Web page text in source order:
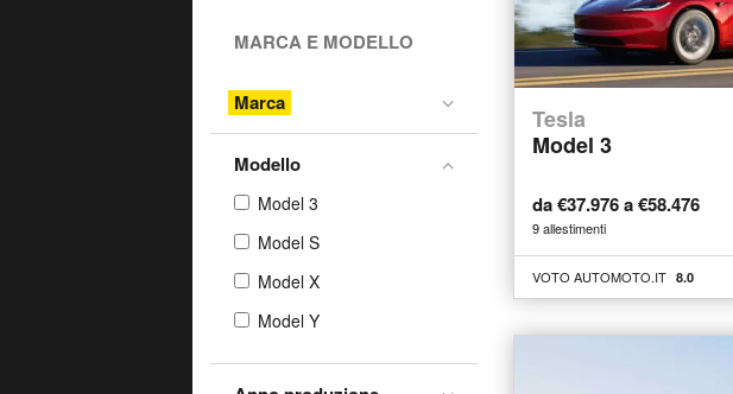
Tesla
Model 3
da €37.976 a €58.476
9 allestimenti
VOTO AUTOMOTO.IT 8.0
MARCA E MODELLO
Marca
Modello
Model 3
Model S
Model X
Model Y